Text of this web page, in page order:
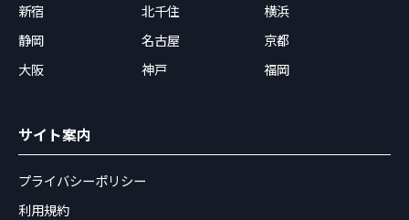
新宿
北千住
横浜
静岡
名古屋
京都
大阪
神戸 福岡
サイト案内
プライバシーポリシー
利用規約